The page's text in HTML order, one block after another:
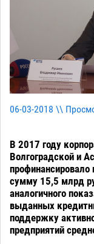
06-03-2018 \\
В 2017 году
Волгоградской и
сумму 15,5 млрд
аналогичного
выданных
поддержку
предприятий